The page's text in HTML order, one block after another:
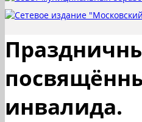
инвалида.